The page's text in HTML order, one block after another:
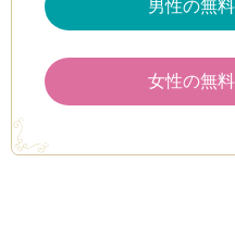
男性の無
女性の無